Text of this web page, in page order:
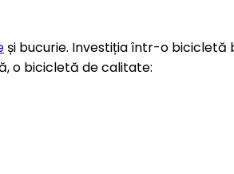
și bucurie. Investiția într-o
o bicicletă de calitate: